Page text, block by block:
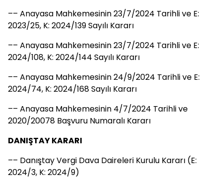
–– Anayasa Mahkemesinin 23/7/2024 Tarihli ve E:
2023/25, K: 2024/139 Sayılı Kararı
–– Anayasa Mahkemesinin 23/7/2024 Tarihli ve E:
2024/108, K: 2024/144 Sayılı Kararı
–– Anayasa Mahkemesinin 24/9/2024 Tarihli ve E:
2024/74, K: 2024/168 Sayılı Kararı
–– Anayasa Mahkemesinin 4/7/2024 Tarihli ve
2020/20078 Başvuru Numaralı Kararı
DANIŞTAY KARARI
–– Danıştay Vergi Dava Daireleri Kurulu Kararı (E:
2024/3, K: 2024/9)